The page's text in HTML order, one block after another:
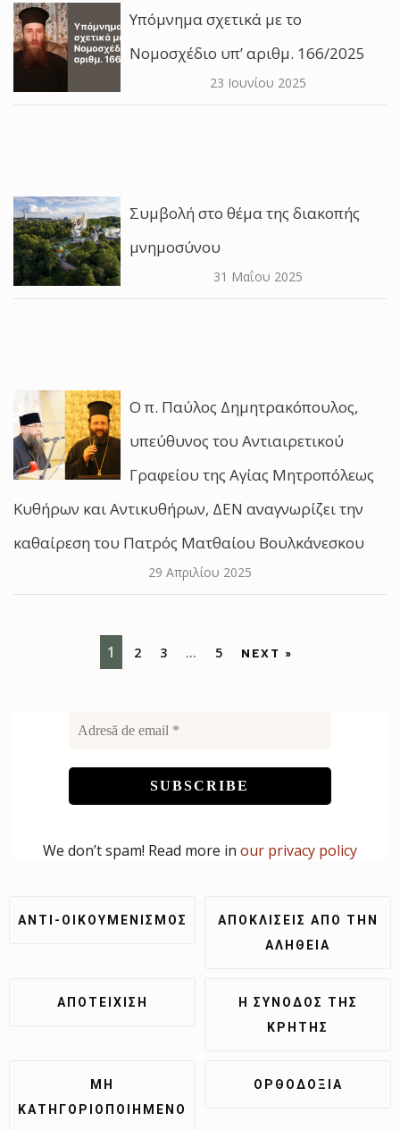
Υπόμνημα σχετικά με το
Νομοσχέδιο υπ’ αριθμ. 166/2025
23 Ιουνίου 2025
Συμβολή στο θέμα της διακοπής
μνημοσύνου
31 Μαΐου 2025
O π. Παύλος Δημητρακόπουλος,
υπεύθυνος του Αντιαιρετικού
Γραφείου της Αγίας Μητροπόλεως
Κυθήρων και Αντικυθήρων, ΔΕΝ αναγνωρίζει την
καθαίρεση του Πατρός Ματθαίου Βουλκάνεσκου
29 Απριλίου 2025
1 2 3 … 5 NEXT »
We don’t spam! Read more in our privacy policy
ΑΝΤΙ-ΟΙΚΟΥΜΕΝΙΣΜΌΣ
ΑΠΟΚΛΊΣΕΙΣ ΑΠΌ ΤΗΝ
ΑΛΉΘΕΙΑ
ἈΠΟΤΕΊΧΙΣΗ
Η ΣΎΝΟΔΟΣ ΤΗΣ
ΚΡΉΤΗΣ
ΜΗ
ΚΑΤΗΓΟΡΙΟΠΟΙΗΜΈΝΟ
ΟΡΘΟΔΟΞΊΑ